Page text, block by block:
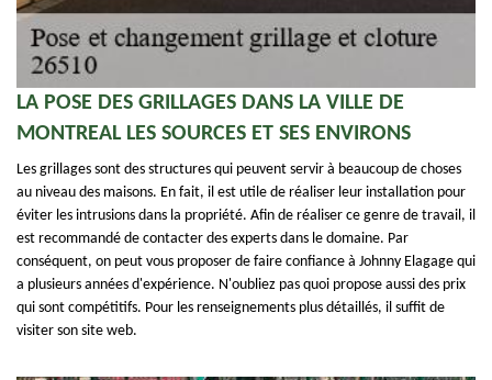
LA POSE DES GRILLAGES DANS LA VILLE DE
MONTREAL LES SOURCES ET SES ENVIRONS
Les grillages sont des structures qui peuvent servir à beaucoup de choses
au niveau des maisons. En fait, il est utile de réaliser leur installation pour
éviter les intrusions dans la propriété. Afin de réaliser ce genre de travail, il
est recommandé de contacter des experts dans le domaine. Par
conséquent, on peut vous proposer de faire confiance à Johnny Elagage qui
a plusieurs années d'expérience. N'oubliez pas quoi propose aussi des prix
qui sont compétitifs. Pour les renseignements plus détaillés, il suffit de
visiter son site web.